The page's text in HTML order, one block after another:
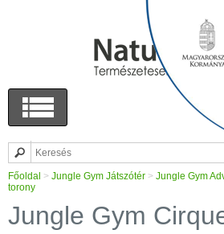
Főoldal > Jungle Gym Játszótér > Jungle Gym
torony
Jungle Gym